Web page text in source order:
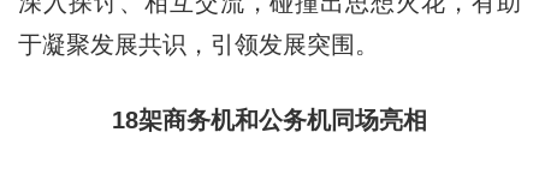
于凝聚发展共识，引领发展突围。
18架商务机和公务机同场亮相